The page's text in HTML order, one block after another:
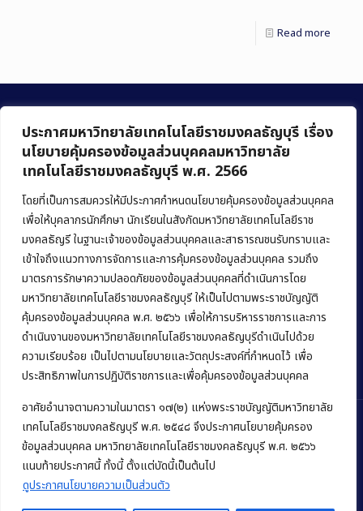
ประกาศมหาวิทยาลัยเทคโนโลยีราชมงคลธัญบุรี เรื่อง
นโยบายคุ้มครองข้อมูลส่วนบุคคลมหาวิทยาลัย
เทคโนโลยีราชมงคลธัญบุรี พ.ศ. 2566
โดยที่เป็นการสมควรให้มีประกาศกำหนดนโยบายคุ้มครองข้อมูลส่วนบุคคล
เพื่อให้บุคลากรนักศึกษา นักเรียนในสังกัดมหาวิทยาลัยเทคโนโลยีราช
มงคลธัญรี ในฐานะเจ้าของข้อมูลส่วนบุคคลและสาธารณชนรับทราบและ
เข้าใจถึงแนวทางการจัดการและการคุ้มครองข้อมูลส่วนบุคคล รวมถึง
มาตรการรักษาความปลอดภัยของข้อมูลส่วนบุคคลที่ดำเนินการโดย
มหาวิทยาลัยเทคโนโลยีราชมงคลธัญบุรี ให้เป็นไปตามพระราชบัญญัติ
คุ้มครองข้อมูลส่วนบุคคล พ.ศ. ๒๕๖๖ เพื่อให้การบริหารราชการและการ
ดำเนินงานของมหาวิทยาลัยเทคโนโลยีราชมงคลธัญบุรีดำเนินไปด้วย
ความเรียบร้อย เป็นไปตามนโยบายและวัตถุประสงค์ที่กำหนดไว้ เพื่อ
ประสิทธิภาพในการปฏิบัติราชการและเพื่อคุ้มครองข้อมูลส่วนบุคคล
อาศัยอำนาจตามความในมาตรา ๑๗(๒) แห่งพระราชบัญญัติมหาวิทยาลัย
เทคโนโลยีราชมงคลธัญบุรี พ.ศ. ๒๕๔๘ จึงประกาศนโยบายคุ้มครอง
ข้อมูลส่วนบุคคล มหาวิทยาลัยเทคโนโลยีราชมงคลธัญบุรี พ.ศ. ๒๕๖๖
แนบท้ายประกาศนี้ ทั้งนี้ ตั้งแต่บัดนี้เป็นต้นไป
ดูประกาศนโยบายความเป็นส่วนตัว
Read more
คณะบริหารธุรกิจ
มหาวิทยาลัยเทคโนโลยีราชมงคลธัญบุรี
39 หมู่ 1 ถนนรังสิต-นครนายก ตำบลคลองหก
อำเภอคลองหลวง จังหวัดปทุมธานี 12120
Phone:+66 (0) 2549 3243,+66 (0) 2549 3241
E-mail:bus@rmutt.ac.th
Copyright © 2022 คณะบริหารธุรกิจ มหาวิทยาลัยเทคโนโลยีราชมงคล
ธัญบุรี